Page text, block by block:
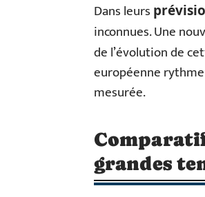
Dans leurs
inconnues. Une
de l’évolution de
européenne
mesurée.
grandes